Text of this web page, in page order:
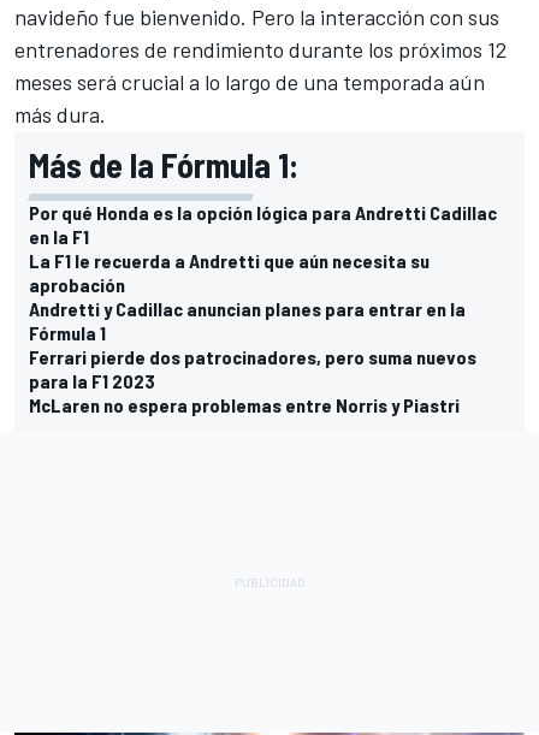
navideño fue bienvenido. Pero la interacción con sus
entrenadores de rendimiento durante los próximos 12
meses será crucial a lo largo de una temporada aún
más dura.
Más de la Fórmula 1:
Por qué Honda es la opción lógica para Andretti Cadillac
en la F1
La F1 le recuerda a Andretti que aún necesita su
aprobación
Andretti y Cadillac anuncian planes para entrar en la
Fórmula 1
Ferrari pierde dos patrocinadores, pero suma nuevos
para la F1 2023
McLaren no espera problemas entre Norris y Piastri